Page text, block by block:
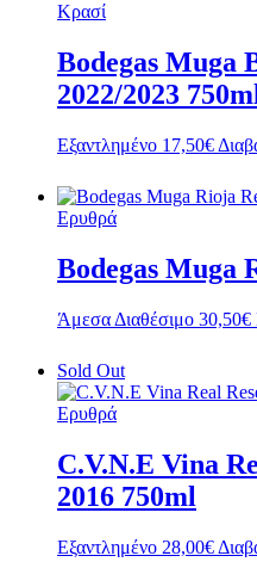
Κρασί
Bodegas Muga
2022/2023
Εξαντλημένο 17,50€
Ερυθρά
Bodegas Muga
Άμεσα Διαθέσιμο 30,50€
Sold Out
Ερυθρά
C.V.N.E Vina
2016 750ml
Εξαντλημένο 28,00€